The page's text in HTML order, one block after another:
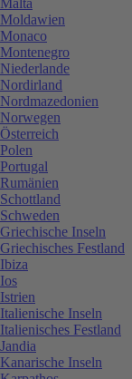
Moldawien
Monaco
Montenegro
Niederlande
Nordirland
Nordmazedonien
Norwegen
Österreich
Polen
Portugal
Rumänien
Schottland
Schweden
Griechische Inseln
Griechisches Festland
Ibiza
Ios
Istrien
Italienische Inseln
Italienisches Festland
Jandia
Kanarische Inseln